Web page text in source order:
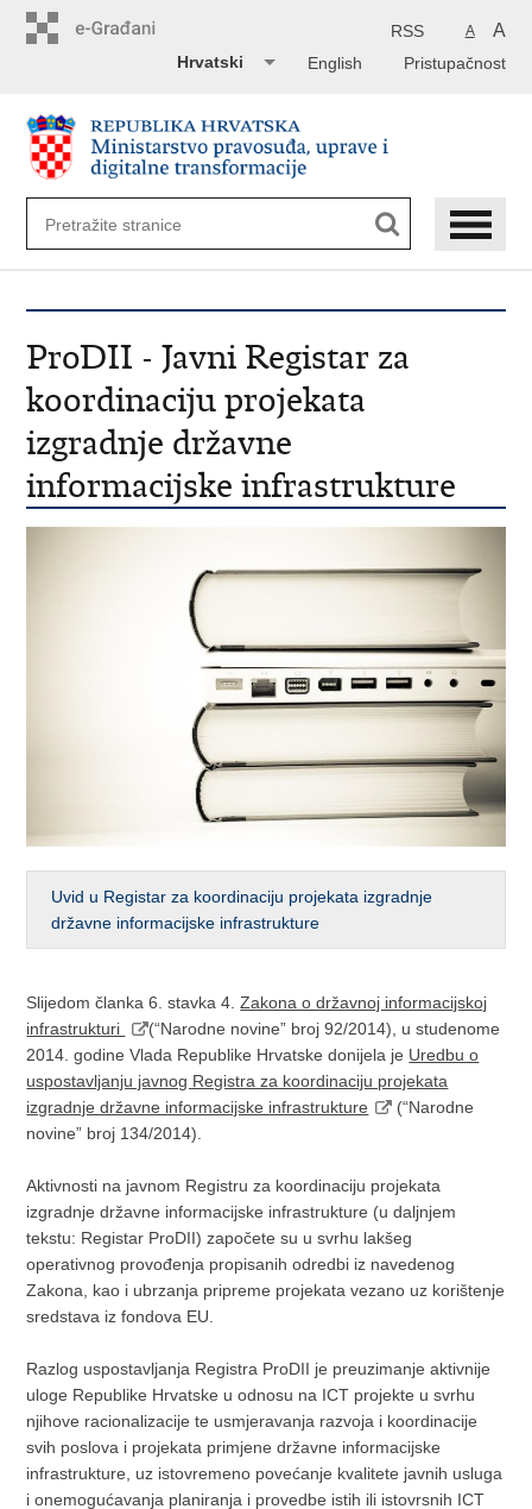
A A
RSS
Pristupačnost
English
Hrvatski
ProDII - Javni Registar za
koordinaciju projekata
izgradnje državne
informacijske infrastrukture
Uvid u Registar za koordinaciju projekata izgradnje
državne informacijske infrastrukture
Slijedom članka 6. stavka 4.Zakona o državnoj informacijskoj
infrastrukturi
(“Narodne novine” broj 92/2014), u studenome
2014. godine Vlada Republike Hrvatske donijela je Uredbu o
uspostavljanju javnog Registra za koordinaciju projekata
izgradnje državne informacijske infrastrukture
(“Narodne
novine” broj 134/2014).
Aktivnosti na javnom Registru za koordinaciju projekata
izgradnje državne informacijske infrastrukture (u daljnjem
tekstu: Registar ProDII) započete su u svrhu lakšeg
operativnog provođenja propisanih odredbi iz navedenog
Zakona, kao i ubrzanja pripreme projekata vezano uz korištenje
sredstava iz fondova EU.
Razlog uspostavljanja Registra ProDII je preuzimanje aktivnije
uloge Republike Hrvatske u odnosu na ICT projekte u svrhu
njihove racionalizacije te usmjeravanja razvoja i koordinacije
svih poslova i projekata primjene državne informacijske
infrastrukture, uz istovremeno povećanje kvalitete javnih usluga
i onemogućavanja planiranja i provedbe istih ili istovrsnih ICT